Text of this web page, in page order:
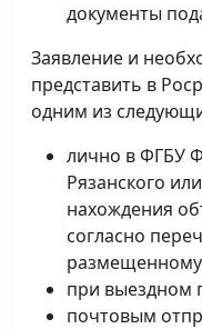
документы
Заявление и
представить в
одним из
лично в ФГБУ
Рязанского
нахождения
согласно
размещенному
при выездном
почтовым